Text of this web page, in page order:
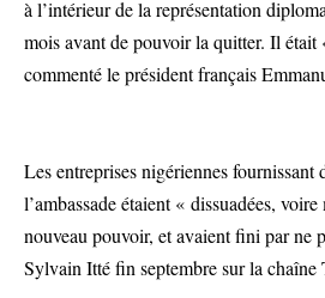
à l’intérieur de la représentation
mois avant de pouvoir la quitter. Il était
commenté le président français
Les entreprises nigériennes fournissant
l’ambassade étaient « dissuadées,
nouveau pouvoir, et avaient fini par ne
Sylvain Itté fin septembre sur la chaîne